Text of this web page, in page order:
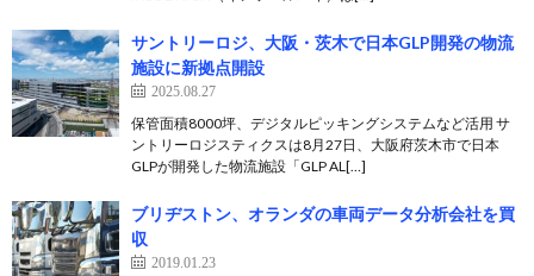
サントリーロジ、大阪・茨木で日本GLP開発の物流
施設に新拠点開設
2025.08.27
保管面積8000坪、デジタルピッキングシステムなど活用 サ
ントリーロジスティクスは8月27日、大阪府茨木市で日本
GLPが開発した物流施設「GLP AL[…]
ブリヂストン、オランダの車両データ分析会社を買
収
2019.01.23